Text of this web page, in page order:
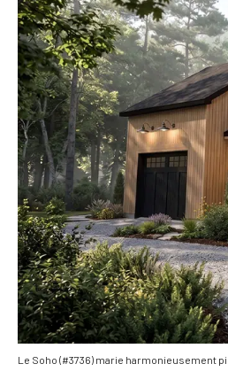
Le Soho (#3736) marie harmonieusement